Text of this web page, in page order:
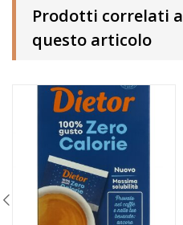
Prodotti correlati a
questo articolo